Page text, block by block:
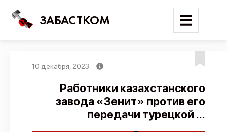
ЗАБАСТКОМ
Поиск
Новости
10 декабря, 2023
Работники казахстанского
завода «Зенит» против его
передачи турецкой ...